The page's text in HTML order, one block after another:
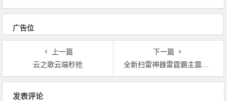
广告位
上一篇
云之歌云端秒抢
下一篇
全新扫雷神器雷霆霸主震撼上市
发表评论